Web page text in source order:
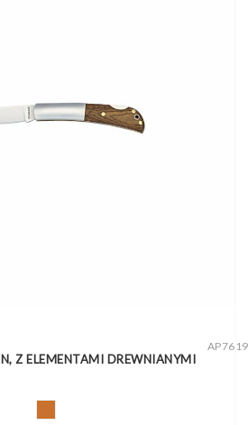
Z ELEMENTAMI DREWNIANYMI